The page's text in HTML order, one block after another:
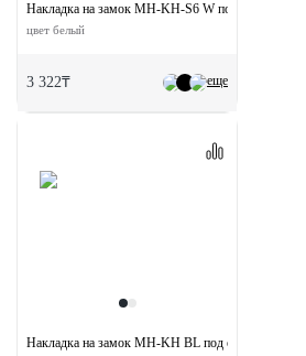
еще
Накладка на замок MH-KH-S6 W под евроцилиндр
цвет белый
3 322₸
Накладка на замок MH-KH BL под евроцилиндр